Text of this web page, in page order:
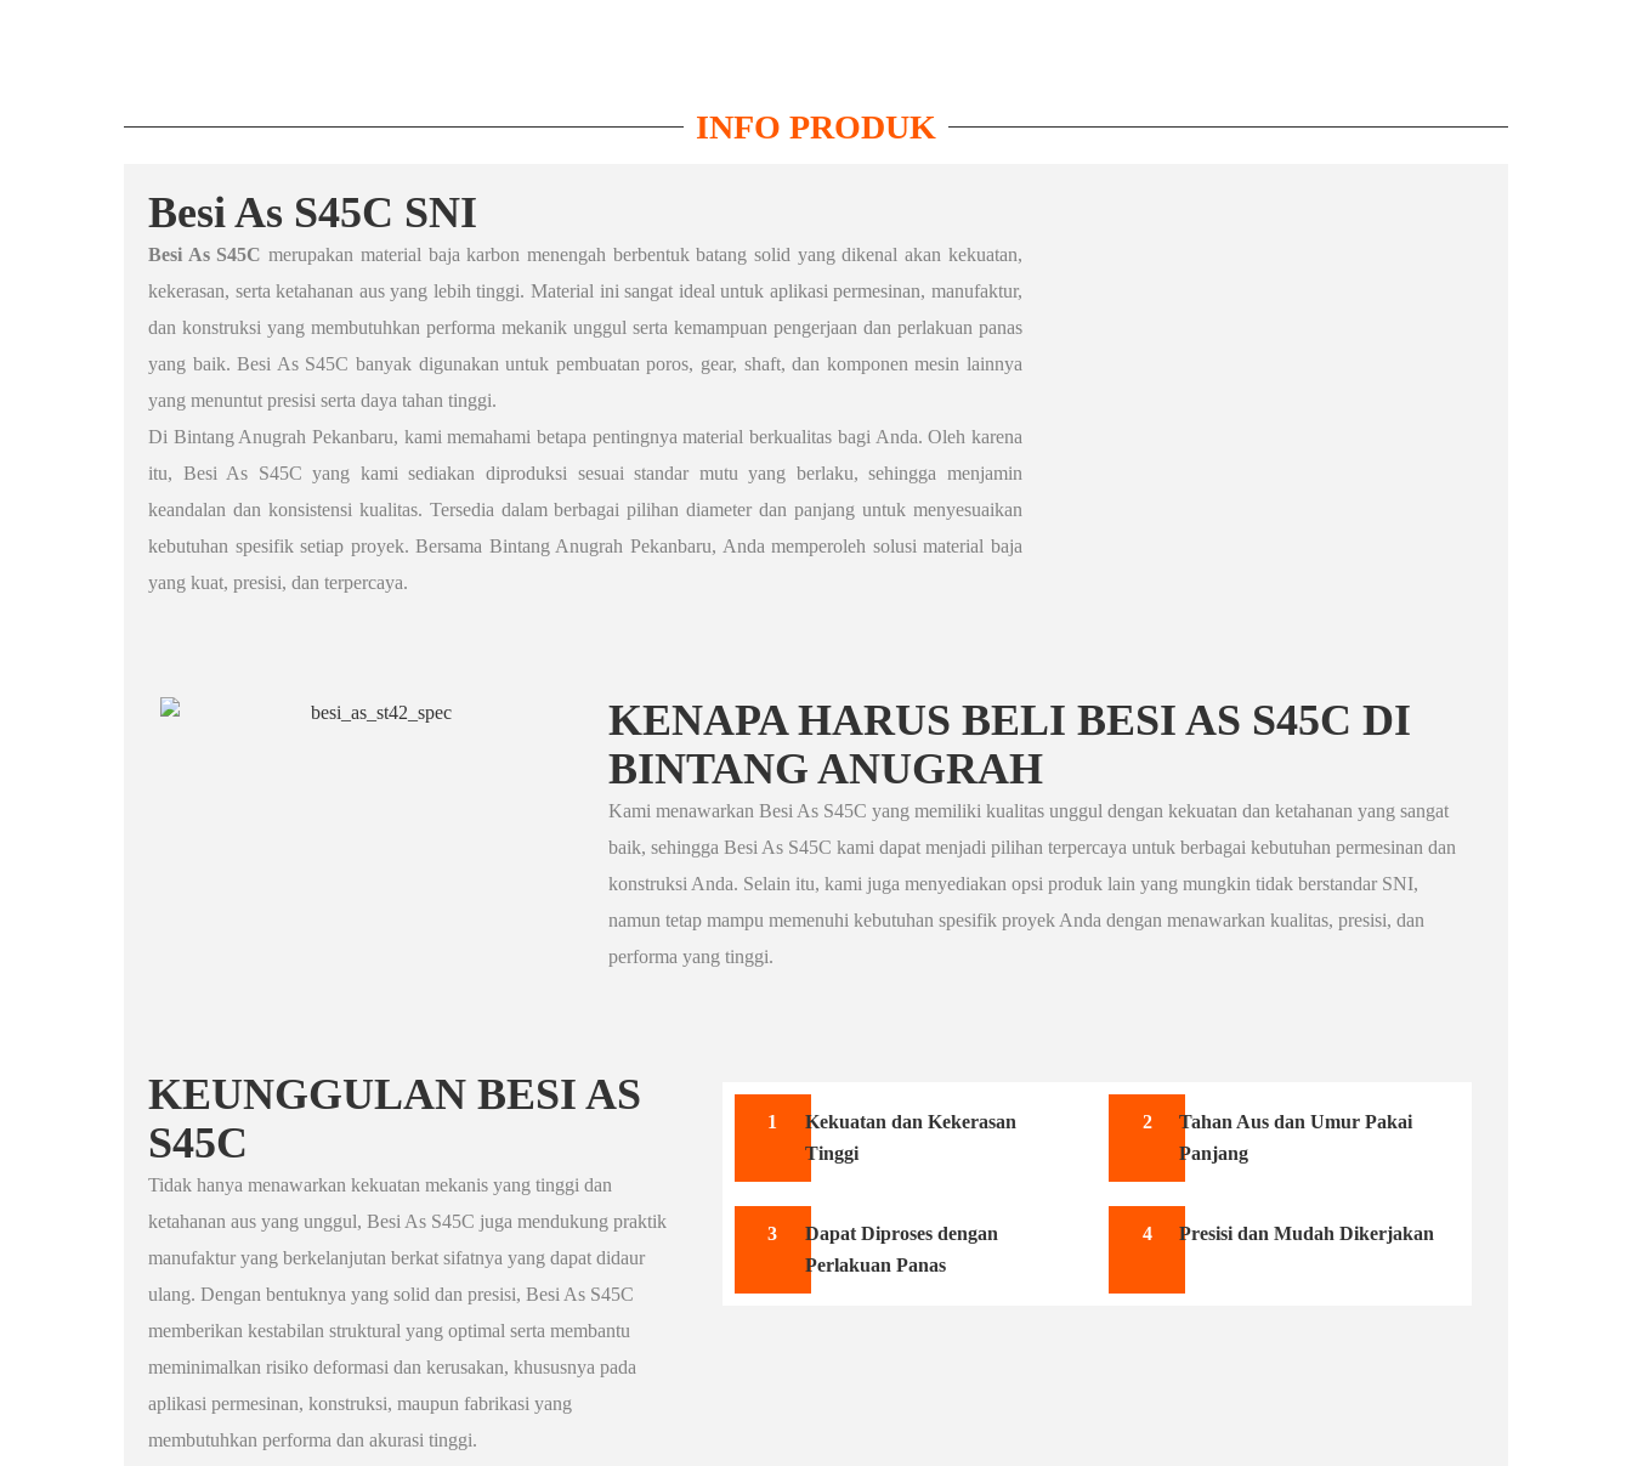
INFO PRODUK
Besi As S45C SNI
Besi As S45C merupakan material baja karbon menengah berbentuk batang solid yang dikenal akan kekuatan,
kekerasan, serta ketahanan aus yang lebih tinggi. Material ini sangat ideal untuk aplikasi permesinan, manufaktur,
dan konstruksi yang membutuhkan performa mekanik unggul serta kemampuan pengerjaan dan perlakuan panas
yang baik. Besi As S45C banyak digunakan untuk pembuatan poros, gear, shaft, dan komponen mesin lainnya
yang menuntut presisi serta daya tahan tinggi.
Di Bintang Anugrah Pekanbaru, kami memahami betapa pentingnya material berkualitas bagi Anda. Oleh karena
itu, Besi As S45C yang kami sediakan diproduksi sesuai standar mutu yang berlaku, sehingga menjamin
keandalan dan konsistensi kualitas. Tersedia dalam berbagai pilihan diameter dan panjang untuk menyesuaikan
kebutuhan spesifik setiap proyek. Bersama Bintang Anugrah Pekanbaru, Anda memperoleh solusi material baja
yang kuat, presisi, dan terpercaya.
KENAPA HARUS BELI BESI AS S45C DI
BINTANG ANUGRAH
Kami menawarkan Besi As S45C yang memiliki kualitas unggul dengan kekuatan dan ketahanan yang sangat
baik, sehingga Besi As S45C kami dapat menjadi pilihan terpercaya untuk berbagai kebutuhan permesinan dan
konstruksi Anda. Selain itu, kami juga menyediakan opsi produk lain yang mungkin tidak berstandar SNI,
namun tetap mampu memenuhi kebutuhan spesifik proyek Anda dengan menawarkan kualitas, presisi, dan
performa yang tinggi.
KEUNGGULAN BESI AS
S45C
Tidak hanya menawarkan kekuatan mekanis yang tinggi dan
ketahanan aus yang unggul, Besi As S45C juga mendukung praktik
manufaktur yang berkelanjutan berkat sifatnya yang dapat didaur
ulang. Dengan bentuknya yang solid dan presisi, Besi As S45C
memberikan kestabilan struktural yang optimal serta membantu
meminimalkan risiko deformasi dan kerusakan, khususnya pada
aplikasi permesinan, konstruksi, maupun fabrikasi yang
membutuhkan performa dan akurasi tinggi.
1
Kekuatan dan Kekerasan
Tinggi
2
Tahan Aus dan Umur Pakai
Panjang
3
Dapat Diproses dengan
Perlakuan Panas
4 Presisi dan Mudah Dikerjakan